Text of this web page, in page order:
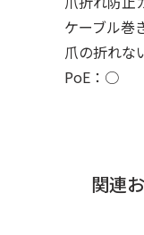
ケーブル巻
爪の折れな
PoE：○
関連